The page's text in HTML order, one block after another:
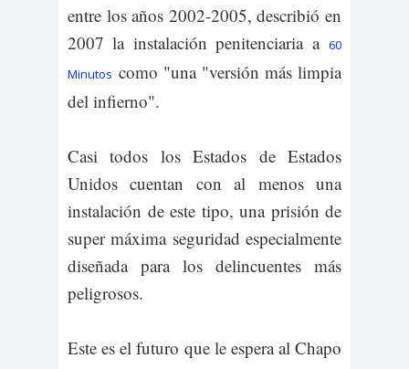
entre los años 2002-2005, describió en
2007 la instalación penitenciaria a 60
Minutos como "una "versión más limpia
del infierno".
Casi todos los Estados de Estados
Unidos cuentan con al menos una
instalación de este tipo, una prisión de
super máxima seguridad especialmente
diseñada para los delincuentes más
peligrosos.
Este es el futuro que le espera al Chapo